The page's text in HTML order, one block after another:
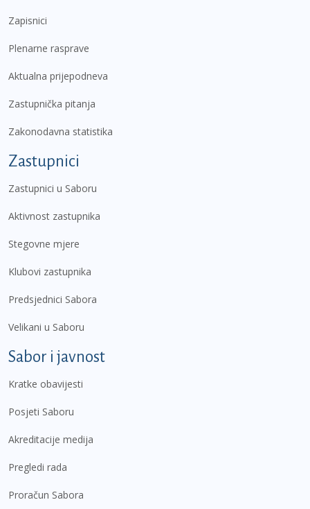
Zapisnici
Plenarne rasprave
Aktualna prijepodneva
Zastupnička pitanja
Zakonodavna statistika
Zastupnici
Zastupnici u Saboru
Aktivnost zastupnika
Stegovne mjere
Klubovi zastupnika
Predsjednici Sabora
Velikani u Saboru
Sabor i javnost
Kratke obavijesti
Posjeti Saboru
Akreditacije medija
Pregledi rada
Proračun Sabora